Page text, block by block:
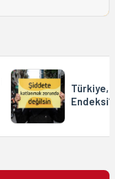
Türkiye,